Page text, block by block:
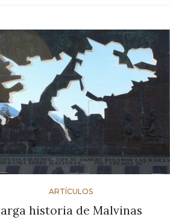
ARTÍCULOS
historia de Malvinas